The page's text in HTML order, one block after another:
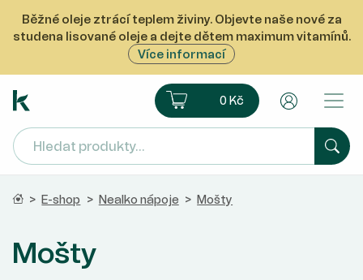
Běžné oleje ztrácí teplem živiny. Objevte naše nové za
studena lisované oleje a dejte dětem maximum vitamínů.
Více informací
Ekoprodukt e-shop Košík0 Kč
Domů
> E-shop > Nealko nápoje > Mošty
Mošty